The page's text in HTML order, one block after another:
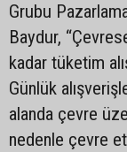
Grubu
Baydur,
kadar tüketim
Günlük
alanda çevre
nedenle çevre